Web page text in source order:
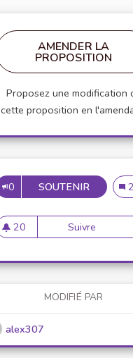
AMENDER LA
PROPOSITION
Proposez une modification
cette proposition en
0 SOUTENIR MISE
20
20 abonnés
Suivre Mise
MODIFIÉ PAR
alex307